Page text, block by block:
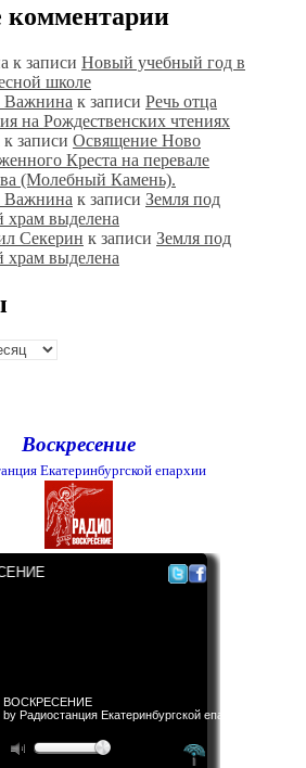
комментарии
к записи Новый учебный год в
школе
Важнина к записи Речь отца
на Рождественских чтениях
к записи Освящение Ново
Креста на перевале
(Молебный Камень).
Важнина к записи Земля под
храм выделена
Секерин к записи Земля под
храм выделена
Воскресение
Екатеринбургской епархии